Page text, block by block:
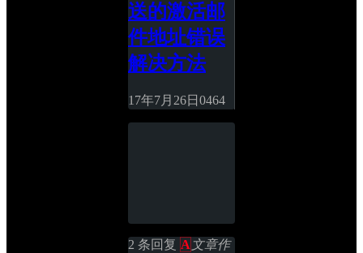
送的激活邮
件地址错误
解决方法
17年7月26日 0464
2 条回复 A 文章作